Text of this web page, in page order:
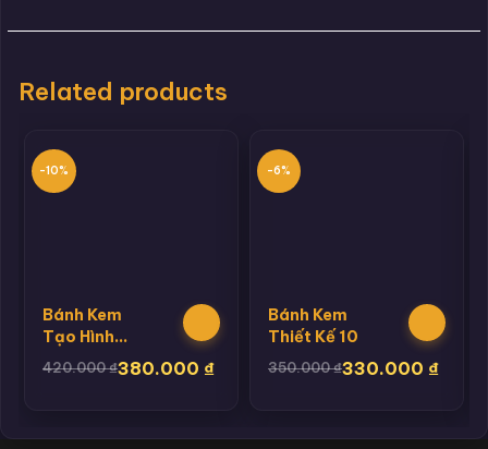
Related products
-10%
Bánh Kem
Tạo Hình
Thỏ
420.000₫380.000 ₫
-6%
Bánh Kem
Thiết Kế 10
350.000₫330.000 ₫